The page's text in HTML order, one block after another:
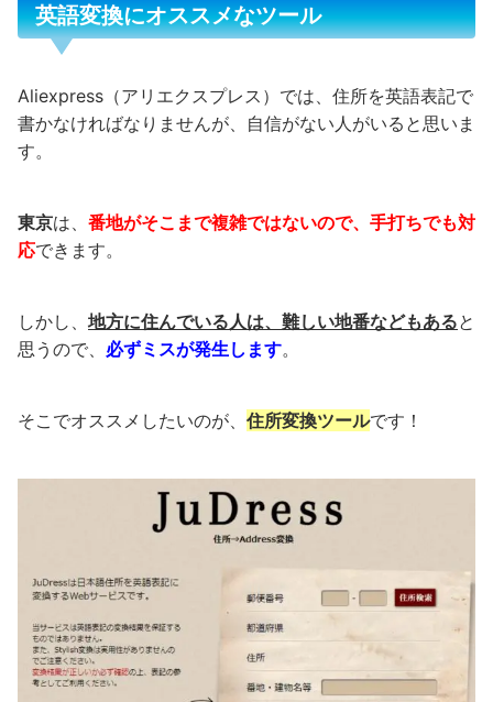
英語変換にオススメなツール
Aliexpress（アリエクスプレス）では、住所を英語表記で
書かなければなりませんが、自信がない人がいると思いま
す。
東京は、 番地がそこまで複雑ではないので、手打ちでも対
応できます。
しかし、 地方に住んでいる人は、難しい地番などもあると
思うので、 必ずミスが発生します。
そこでオススメしたいのが、 住所変換ツールです！